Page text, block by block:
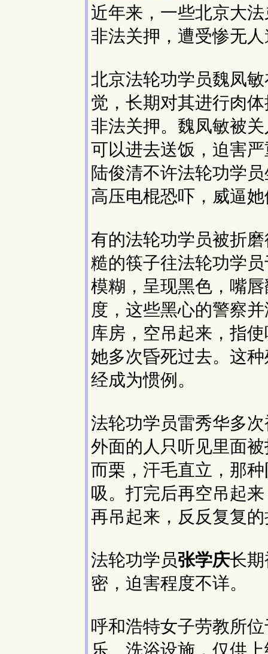
近年来，一些北京大
非法关押，遭受惨无
北京法轮功学员魏凤
觉，长期对其进行肉
非法关押。魏凤敏被
可以进去送饭，迫害
陆俊清不许法轮功学
高压电棍恐吓，威逼
有的法轮功学员被折
糙的筷子往法轮功学
模糊，呈现黑色，嘴
度，这些黑心的警察
库房，空吊起来，指
她多次昏死过去。这
经成为惯例。
法轮功学员雷秀华多
外面的人只听见里面
而栗，汗毛直立，那
吸。打完后再空吊起
再吊起来，反反复复
法轮功学员张学庆长
密，迫害程度不详。
呼和浩特女子劳教所
乐、洗浴设施，仅供